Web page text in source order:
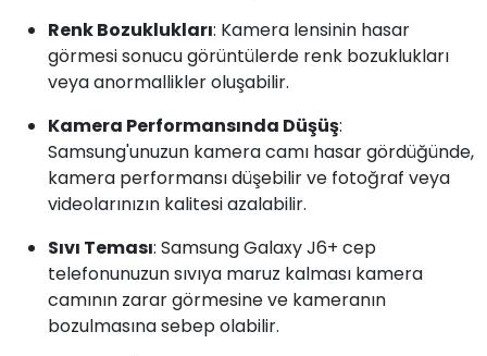
Renk Bozuklukları: Kamera lensinin hasar
görmesi sonucu görüntülerde renk bozuklukları
veya anormallikler oluşabilir.
Kamera Performansında Düşüş:
Samsung'unuzun kamera camı hasar gördüğünde,
kamera performansı düşebilir ve fotoğraf veya
videolarınızın kalitesi azalabilir.
Sıvı Teması: Samsung Galaxy J6+ cep
telefonunuzun sıvıya maruz kalması kamera
camının zarar görmesine ve kameranın
bozulmasına sebep olabilir.